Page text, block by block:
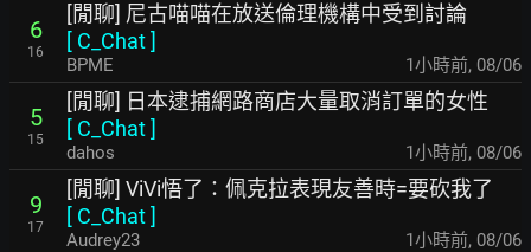
6
16
[閒聊] 尼古喵喵在放送倫理機構中受到討論
[ C_Chat]
BPME 1小時前, 08/06
5
15
[閒聊] 日本逮捕網路商店大量取消訂單的女性
[ C_Chat]
dahos 1小時前, 08/06
9
17
[閒聊] ViVi悟了：佩克拉表現友善時=要砍我了
[ C_Chat]
Audrey23 1小時前, 08/06